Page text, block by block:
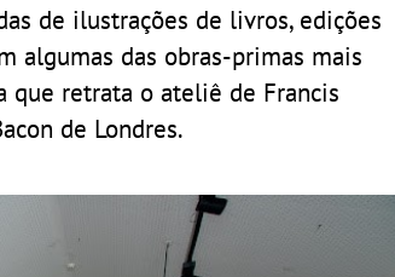
de ilustrações de livros, edições
algumas das obras-primas mais
que retrata o ateliê de Francis
de Londres.